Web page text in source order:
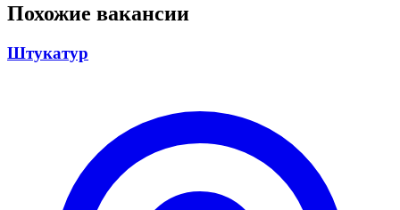
Похожие вакансии
Штукатур